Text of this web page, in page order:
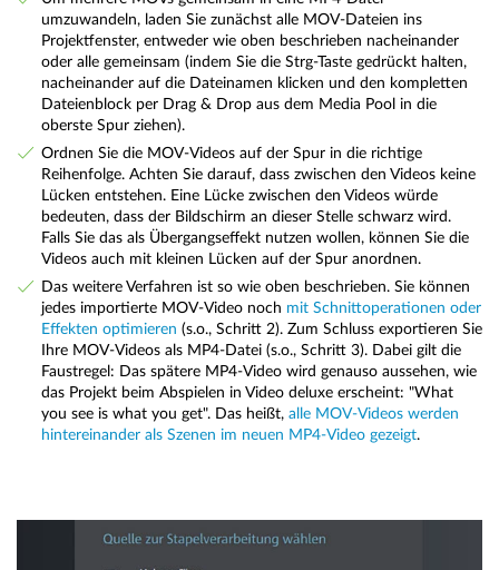
umzuwandeln, laden Sie zunächst alle MOV-Dateien ins
Projektfenster, entweder wie oben beschrieben nacheinander
oder alle gemeinsam (indem Sie die Strg-Taste gedrückt halten,
nacheinander auf die Dateinamen klicken und den kompletten
Dateienblock per Drag & Drop aus dem Media Pool in die
oberste Spur ziehen).
Ordnen Sie die MOV-Videos auf der Spur in die richtige
Reihenfolge. Achten Sie darauf, dass zwischen den Videos keine
Lücken entstehen. Eine Lücke zwischen den Videos würde
bedeuten, dass der Bildschirm an dieser Stelle schwarz wird.
Falls Sie das als Übergangseffekt nutzen wollen, können Sie die
Videos auch mit kleinen Lücken auf der Spur anordnen.
Das weitere Verfahren ist so wie oben beschrieben. Sie können
jedes importierte MOV-Video noch mit Schnittoperationen oder
Effekten optimieren (s.o., Schritt 2). Zum Schluss exportieren Sie
Ihre MOV-Videos als MP4-Datei (s.o., Schritt 3). Dabei gilt die
Faustregel: Das spätere MP4-Video wird genauso aussehen, wie
das Projekt beim Abspielen in Video deluxe erscheint: "What
you see is what you get". Das heißt, alle MOV-Videos werden
hintereinander als Szenen im neuen MP4-Video gezeigt.